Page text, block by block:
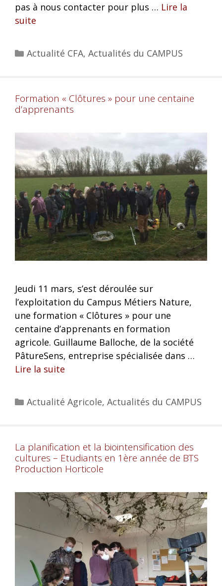
pas à nous contacter pour plus … Lire la
suite
Actualité CFA, Actualités du CAMPUS
Formation « Clôtures » pour une centaine
d’apprenants
Jeudi 11 mars, s’est déroulée sur
l’exploitation du Campus Métiers Nature,
une formation « Clôtures » pour une
centaine d’apprenants en formation
agricole. Guillaume Balloche, de la société
PâtureSens, entreprise spécialisée dans …
Lire la suite
Actualité Agricole, Actualités du CAMPUS
La planification et la biointensification des
cultures – Etudiants en 1ère année de BTS
Production Horticole